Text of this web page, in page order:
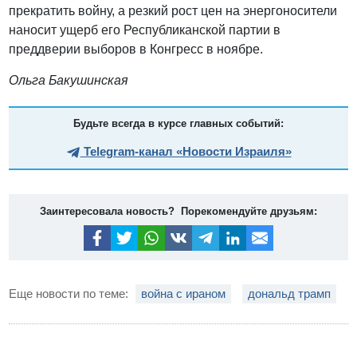
прекратить войну, а резкий рост цен на энергоносители
наносит ущерб его Республиканской партии в
преддверии выборов в Конгресс в ноябре.
Ольга Бакушинская
Будьте всегда в курсе главных событий:
Telegram-канал «Новости Израиля»
Заинтересовала новость? Порекомендуйте друзьям:
Еще новости по теме: война с ираном дональд трамп